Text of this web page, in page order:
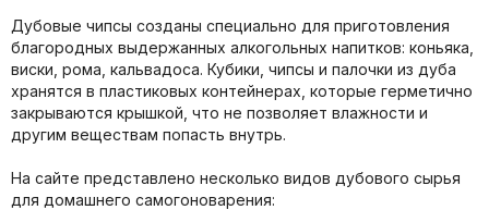
Дубовые чипсы созданы специально для приготовления
благородных выдержанных алкогольных напитков: коньяка,
виски, рома, кальвадоса. Кубики, чипсы и палочки из дуба
хранятся в пластиковых контейнерах, которые герметично
закрываются крышкой, что не позволяет влажности и
другим веществам попасть внутрь.
На сайте представлено несколько видов дубового сырья
для домашнего самогоноварения: